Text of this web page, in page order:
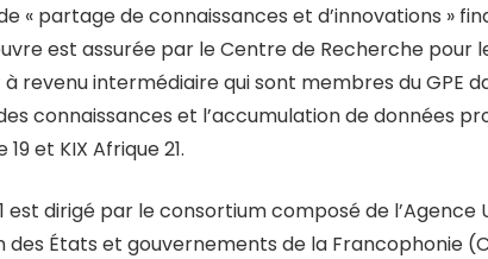
« partage de connaissances et d’innovations »
est assurée par le Centre de Recherche pour
revenu intermédiaire qui sont membres du GPE
connaissances et l’accumulation de données
19 et KIX Afrique 21.
est dirigé par le consortium composé de
des États et gouvernements de la Francophonie